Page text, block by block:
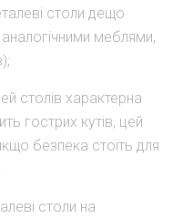
столи дещо
аналогічними меблями,
столів характерна
гострих кутів, цей
безпека стоїть для
столи на